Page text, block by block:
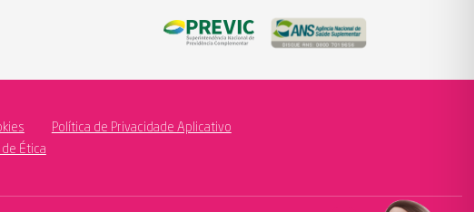
Política de Privacidade Aplicativo
de Ética